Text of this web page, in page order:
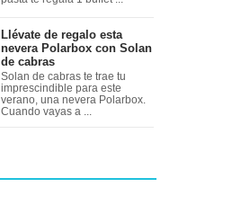
Llévate de regalo esta
nevera Polarbox con Solan
de cabras
Solan de cabras te trae tu
imprescindible para este
verano, una nevera Polarbox.
Cuando vayas a ...